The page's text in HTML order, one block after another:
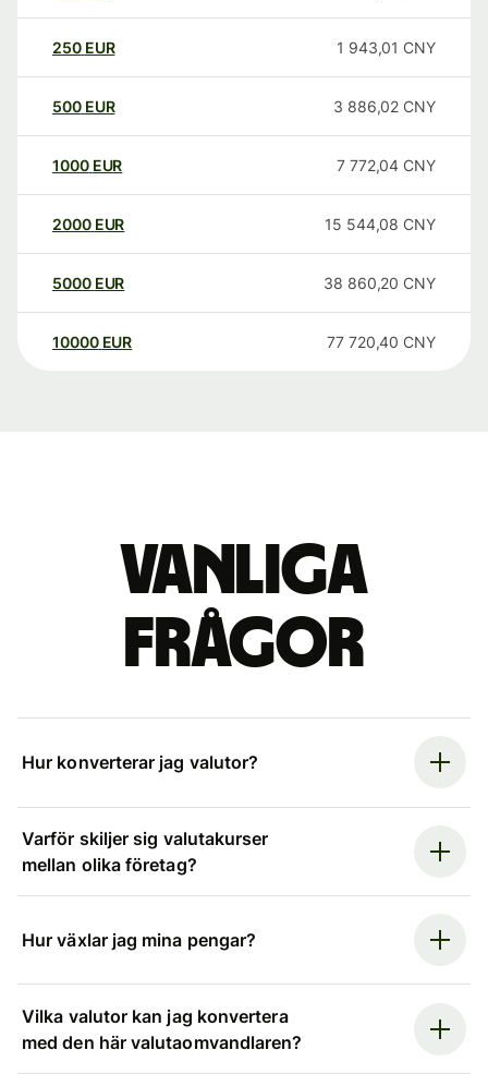
250 EUR 1 943,01 CNY
500 EUR 3 886,02 CNY
1000 EUR 7 772,04 CNY
2000 EUR 15 544,08 CNY
5000 EUR 38 860,20 CNY
10000 EUR 77 720,40 CNY
Vanliga
frågor
Hur konverterar jag valutor?
Varför skiljer sig valutakurser
mellan olika företag?
Hur växlar jag mina pengar?
Vilka valutor kan jag konvertera
med den här valutaomvandlaren?